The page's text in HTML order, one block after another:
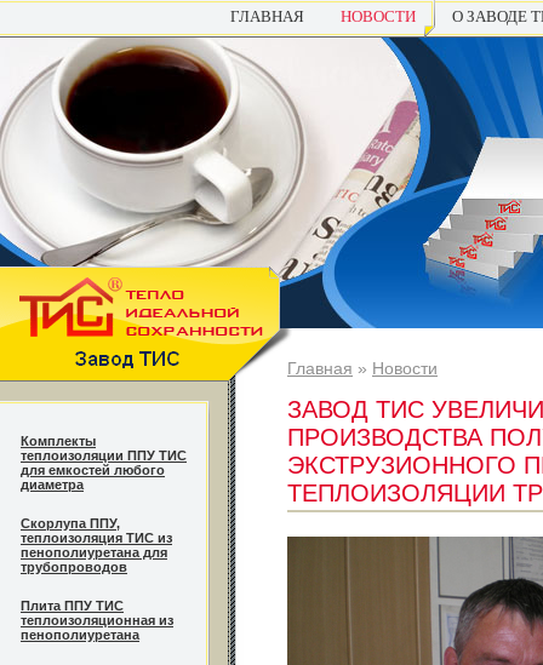
ГЛАВНАЯ НОВОСТИ О ЗАВОДЕ
Комплекты
теплоизоляции ППУ ТИС
для емкостей любого
диаметра
Cкорлупа ППУ,
теплоизоляция ТИС из
пенополиуретана для
трубопроводов
Плита ППУ ТИС
теплоизоляционная из
пенополиуретана
Главная » Новости
ЗАВОД ТИС
ПРОИЗВОДСТВА
ЭКСТРУЗИОННОГО
ТЕПЛОИЗОЛЯЦИИ